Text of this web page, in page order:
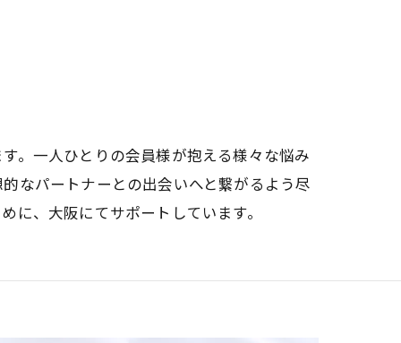
。一人ひとりの会員様が抱える様々な悩み
なパートナーとの出会いへと繋がるよう尽
、大阪にてサポートしています。